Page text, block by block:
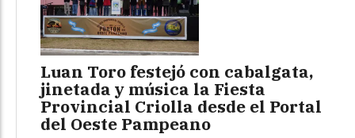
Luan Toro festejó con cabalgata,
jinetada y música la Fiesta
Provincial Criolla desde el Portal
del Oeste Pampeano